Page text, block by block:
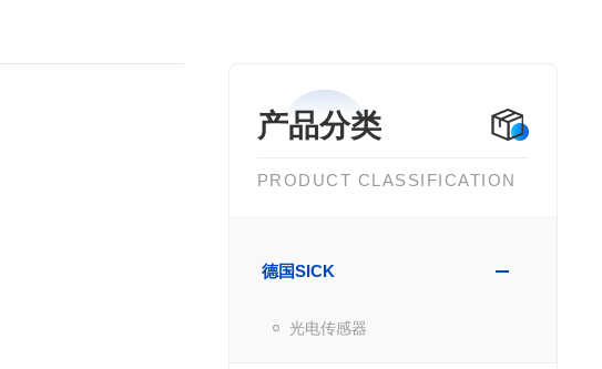
产品分类
PRODUCT CLASSIFICATION
德国SICK
光电传感器